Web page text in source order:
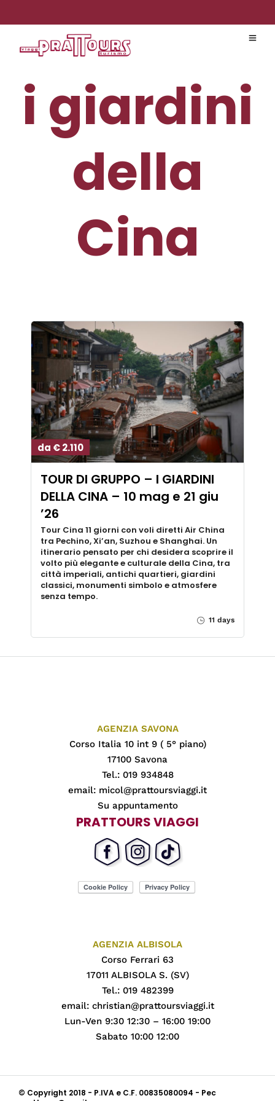
i giardini
della
Cina
da € 2.110
TOUR DI GRUPPO – I GIARDINI
DELLA CINA – 10 mag e 21 giu
’26
Tour Cina 11 giorni con voli diretti Air China
tra Pechino, Xi’an, Suzhou e Shanghai. Un
itinerario pensato per chi desidera scoprire il
volto più elegante e culturale della Cina, tra
città imperiali, antichi quartieri, giardini
classici, monumenti simbolo e atmosfere
senza tempo.
11 days
AGENZIA SAVONA
Corso Italia 10 int 9 ( 5° piano)
17100 Savona
Tel.: 019 934848
email: micol@prattoursviaggi.it
Su appuntamento
PRATTOURS VIAGGI
AGENZIA ALBISOLA
Corso Ferrari 63
17011 ALBISOLA S. (SV)
Tel.: 019 482399
email: christian@prattoursviaggi.it
Lun-Ven 9:30 12:30 – 16:00 19:00
Sabato 10:00 12:00
© Copyright 2018 - P.IVA e C.F. 00835080094 - Pec